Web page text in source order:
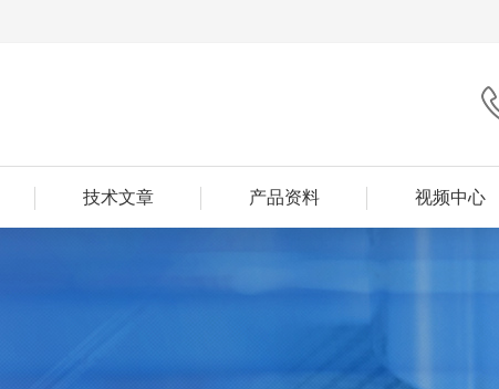
技术文章 产品资料 视频中心